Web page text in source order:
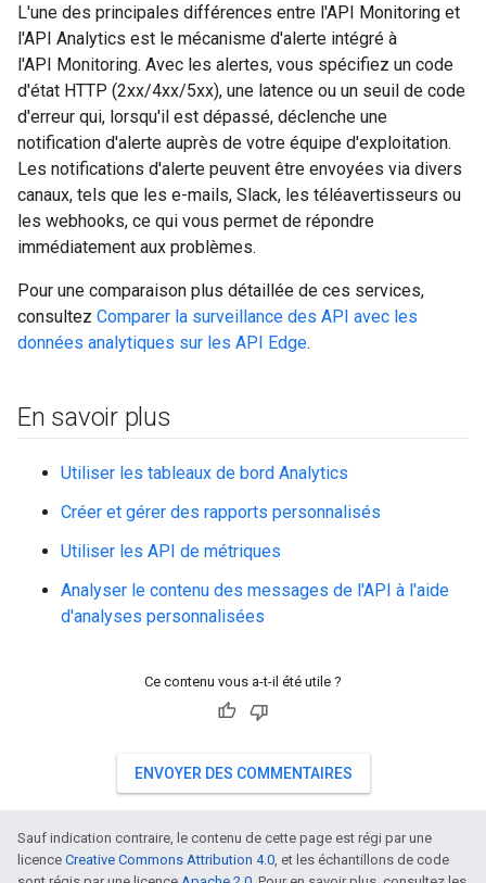
L'une des principales différences entre l'API Monitoring et
l'API Analytics est le mécanisme d'alerte intégré à
l'API Monitoring. Avec les alertes, vous spécifiez un code
d'état HTTP (2xx/4xx/5xx), une latence ou un seuil de code
d'erreur qui, lorsqu'il est dépassé, déclenche une
notification d'alerte auprès de votre équipe d'exploitation.
Les notifications d'alerte peuvent être envoyées via divers
canaux, tels que les e-mails, Slack, les téléavertisseurs ou
les webhooks, ce qui vous permet de répondre
immédiatement aux problèmes.
Pour une comparaison plus détaillée de ces services,
consultez Comparer la surveillance des API avec les
données analytiques sur les API Edge.
En savoir plus
Utiliser les tableaux de bord Analytics
Créer et gérer des rapports personnalisés
Utiliser les API de métriques
Analyser le contenu des messages de l'API à l'aide
d'analyses personnalisées
Ce contenu vous a-t-il été utile ?
ENVOYER DES COMMENTAIRES
Sauf indication contraire, le contenu de cette page est régi par une
licence Creative Commons Attribution 4.0, et les échantillons de code